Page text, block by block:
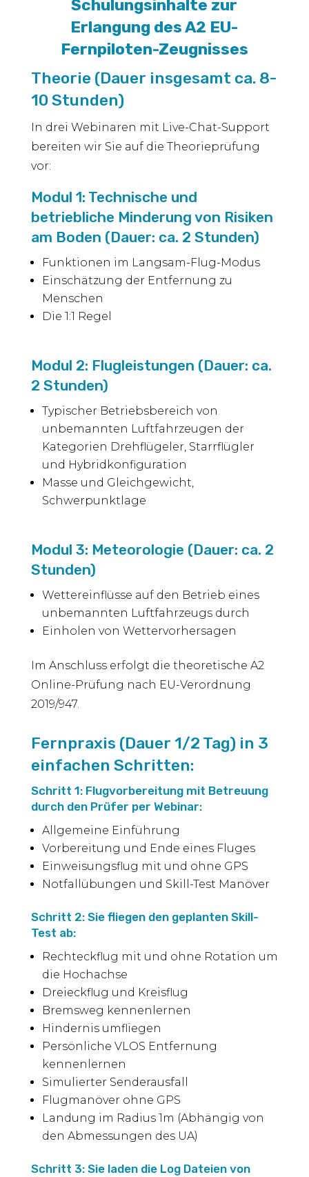
Schulungsinhalte zur
Erlangung des A2 EU-
Fernpiloten-Zeugnisses
Theorie (Dauer insgesamt ca. 8-
10 Stunden)
In drei Webinaren mit Live-Chat-Support
bereiten wir Sie auf die Theorieprüfung
vor:
Modul 1: Technische und
betriebliche Minderung von Risiken
am Boden (Dauer: ca. 2 Stunden)
Funktionen im Langsam-Flug-Modus
Einschätzung der Entfernung zu
Menschen
Die 1:1 Regel
Modul 2: Flugleistungen (Dauer: ca.
2 Stunden)
Typischer Betriebsbereich von
unbemannten Luftfahrzeugen der
Kategorien Drehflügeler, Starrflügler
und Hybridkonfiguration
Masse und Gleichgewicht,
Schwerpunktlage
Modul 3: Meteorologie (Dauer: ca. 2
Stunden)
Wettereinflüsse auf den Betrieb eines
unbemannten Luftfahrzeugs durch
Einholen von Wettervorhersagen
Im Anschluss erfolgt die theoretische A2
Online-Prüfung nach EU-Verordnung
2019/947.
Fernpraxis (Dauer 1/2 Tag) in 3
einfachen Schritten:
Schritt 1: Flugvorbereitung mit Betreuung
durch den Prüfer per Webinar:
Allgemeine Einführung
Vorbereitung und Ende eines Fluges
Einweisungsflug mit und ohne GPS
Notfallübungen und Skill-Test Manöver
Schritt 2: Sie fliegen den geplanten Skill-
Test ab:
Rechteckflug mit und ohne Rotation um
die Hochachse
Dreieckflug und Kreisflug
Bremsweg kennenlernen
Hindernis umfliegen
Persönliche VLOS Entfernung
kennenlernen
Simulierter Senderausfall
Flugmanöver ohne GPS
Landung im Radius 1m (Abhängig von
den Abmessungen des UA)
Schritt 3: Sie laden die Log Dateien von